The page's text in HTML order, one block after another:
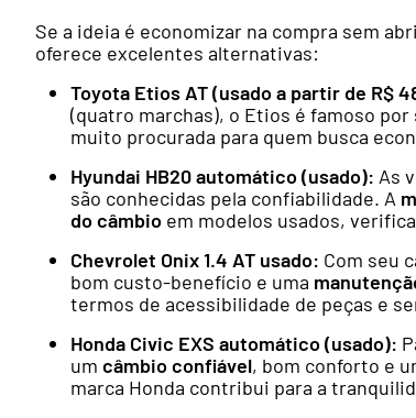
Se a ideia é economizar na compra sem
oferece excelentes alternativas:
Toyota Etios AT (usado a partir de R$
(quatro marchas), o Etios é famoso por
muito procurada para quem busca
Hyundai HB20 automático (usado): As
são conhecidas pela confiabilidade. A
do câmbio em modelos usados,
Chevrolet Onix 1.4 AT usado: Com seu
bom custo-benefício e uma
termos de acessibilidade de peças e
Honda Civic EXS automático (usado):
um câmbio confiável, bom conforto e
marca Honda contribui para a